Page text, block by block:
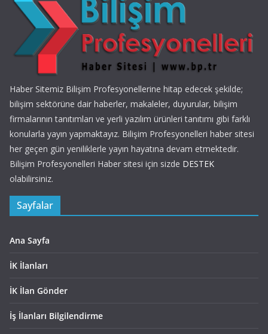
Haber Sitemiz Bilişim Profesyonellerine hitap edecek şekilde;
bilişim sektörüne dair haberler, makaleler, duyurular, bilişim
firmalarının tanıtımları ve yerli yazılım ürünleri tanıtımı gibi farklı
konularla yayın yapmaktayız. Bilişim Profesyonelleri haber sitesi
her geçen gün yeniliklerle yayın hayatına devam etmektedir.
Bilişim Profesyonelleri Haber sitesi için sizde DESTEK
olabilirsiniz.
Sayfalar
Ana Sayfa
İK İlanları
İK İlan Gönder
İş İlanları Bilgilendirme